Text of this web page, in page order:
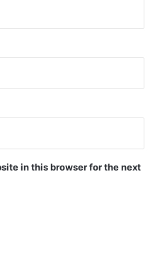
in this browser for the next